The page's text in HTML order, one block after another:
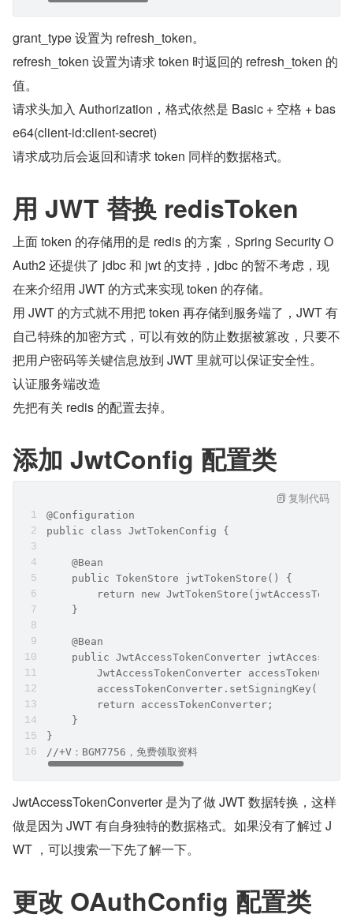
grant_type 设置为 refresh_token。
refresh_token 设置为请求 token 时返回的 refresh_token 的
值。
请求头加入 Authorization，格式依然是 Basic + 空格 + bas
e64(client-id:client-secret)
请求成功后会返回和请求 token 同样的数据格式。
用 JWT 替换 redisToken
上面 token 的存储用的是 redis 的方案，Spring Security O
Auth2 还提供了 jdbc 和 jwt 的支持，jdbc 的暂不考虑，现
在来介绍用 JWT 的方式来实现 token 的存储。
用 JWT 的方式就不用把 token 再存储到服务端了，JWT 有
自己特殊的加密方式，可以有效的防止数据被篡改，只要不
把用户密码等关键信息放到 JWT 里就可以保证安全性。
认证服务端改造
先把有关 redis 的配置去掉。
添加 JwtConfig 配置类
@Configuration
public class JwtTokenConfig {
    @Bean
    public TokenStore jwtTokenStore() {
return new
    }
    @Bean
public JwtAccessTokenConverter
JwtAccessTokenConverter
        return accessTokenConverter;
    }
}
//+V：BGM7756，免费领取资料
复制代码
JwtAccessTokenConverter 是为了做 JWT 数据转换，这样
做是因为 JWT 有自身独特的数据格式。如果没有了解过 J
WT ，可以搜索一下先了解一下。
更改 OAuthConfig 配置类